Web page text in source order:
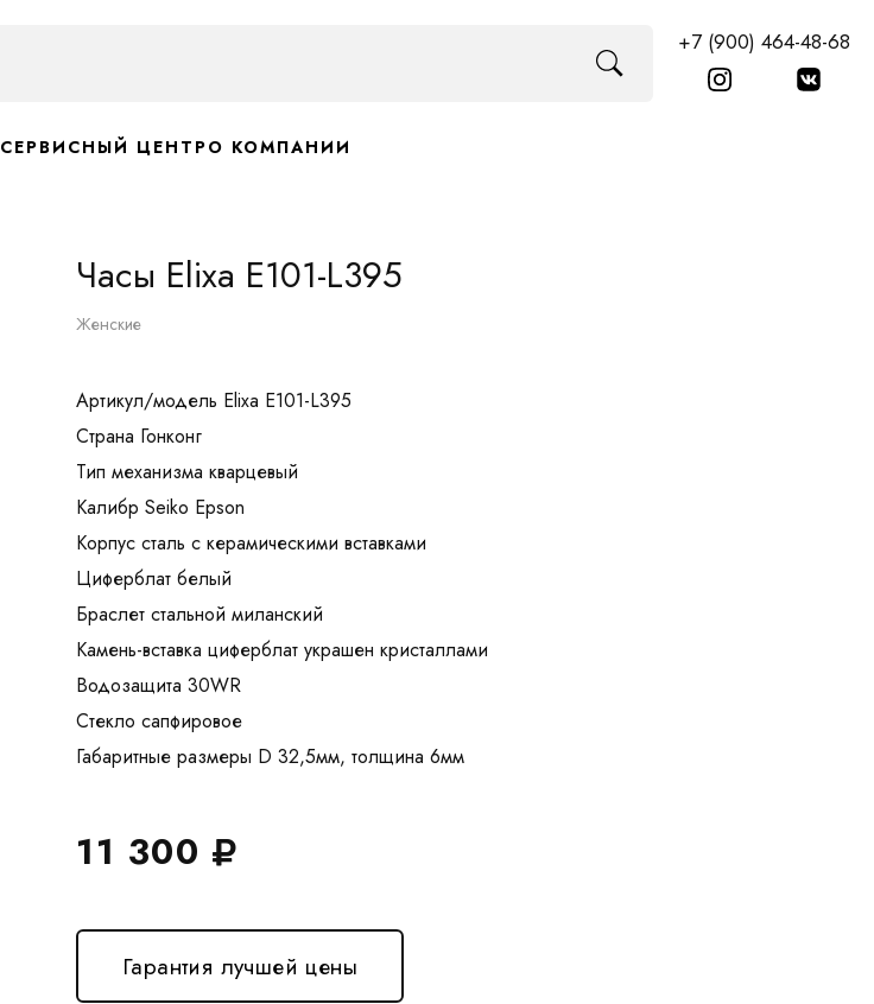
+7 (900) 464-48-68
СЕРВИСНЫЙ ЦЕНТРО КОМПАНИИ
Часы Elixa E101-L395
Женские
Артикул/модель Elixa E101-L395
Страна Гонконг
Тип механизма кварцевый
Калибр Seiko Epson
Корпус сталь с керамическими вставками
Циферблат белый
Браслет стальной миланский
Камень-вставка циферблат украшен кристаллами
Водозащита 30WR
Стекло сапфировое
11 300
Гарантия лучшей цены